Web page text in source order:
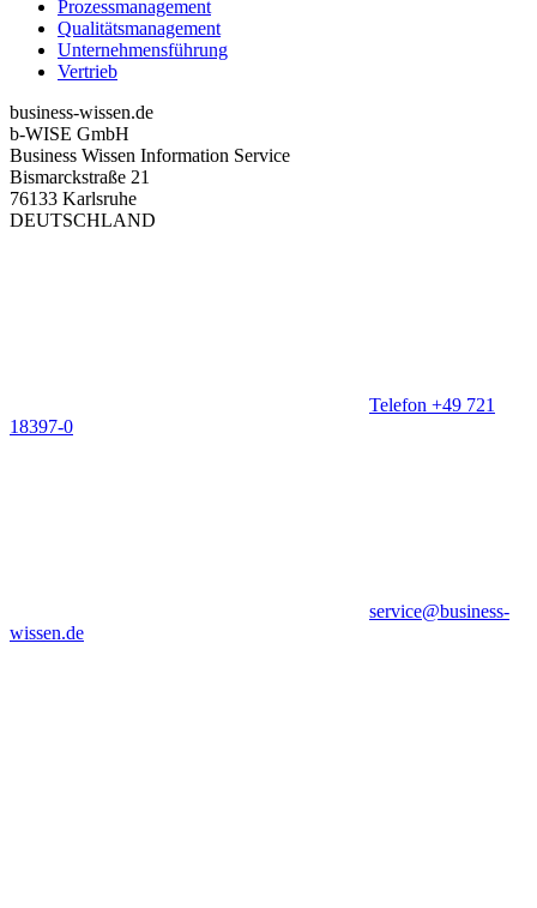
Prozessmanagement
Qualitätsmanagement
Unternehmensführung
Vertrieb
business-wissen.de
b-WISE GmbH
Business Wissen Information Service
Bismarckstraße 21
76133 Karlsruhe
DEUTSCHLAND
Telefon +49 721
18397-0
service@business-
wissen.de